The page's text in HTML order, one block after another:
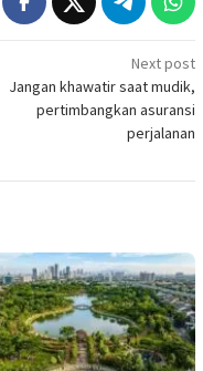
Next post
Jangan khawatir saat mudik,
pertimbangkan asuransi
perjalanan